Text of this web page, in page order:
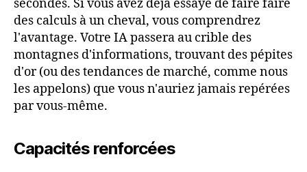
secondes. Si vous avez déjà essayé de faire faire
des calculs à un cheval, vous comprendrez
l'avantage. Votre IA passera au crible des
montagnes d'informations, trouvant des pépites
d'or (ou des tendances de marché, comme nous
les appelons) que vous n'auriez jamais repérées
par vous-même.
Capacités renforcées